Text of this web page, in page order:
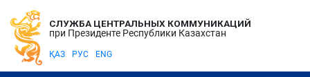
СЛУЖБА ЦЕНТРАЛЬНЫХ КОММУНИКАЦИЙ
при Президенте Республики Казахстан
ҚАЗ РУС ENG